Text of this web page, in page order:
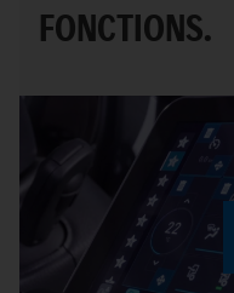
Service
Recherche
Français
FONCTIONS.